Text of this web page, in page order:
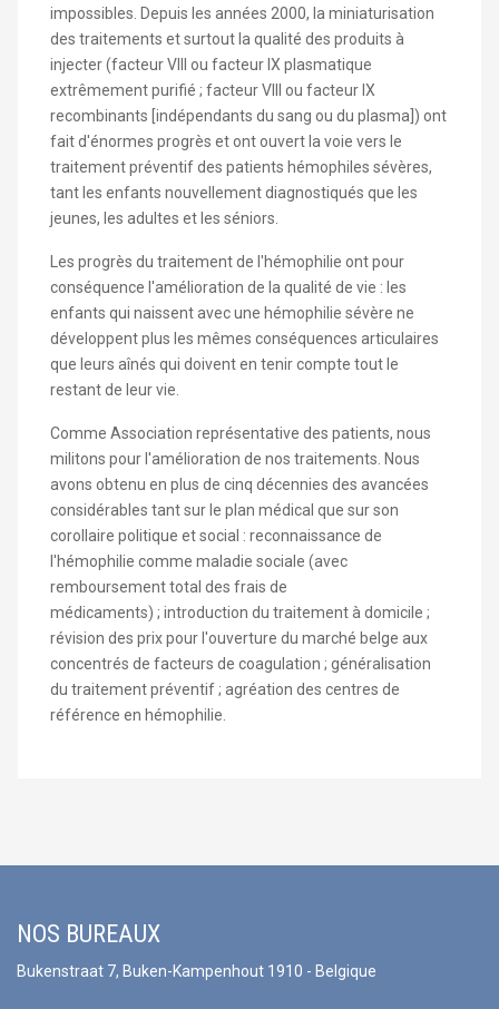
impossibles. Depuis les années 2000, la miniaturisation
des traitements et surtout la qualité des produits à
injecter (facteur VIII ou facteur IX plasmatique
extrêmement purifié ; facteur VIII ou facteur IX
recombinants [indépendants du sang ou du plasma]) ont
fait d'énormes progrès et ont ouvert la voie vers le
traitement préventif des patients hémophiles sévères,
tant les enfants nouvellement diagnostiqués que les
jeunes, les adultes et les séniors.
Les progrès du traitement de l'hémophilie ont pour
conséquence l'amélioration de la qualité de vie : les
enfants qui naissent avec une hémophilie sévère ne
développent plus les mêmes conséquences articulaires
que leurs aînés qui doivent en tenir compte tout le
restant de leur vie.
Comme Association représentative des patients, nous
militons pour l'amélioration de nos traitements. Nous
avons obtenu en plus de cinq décennies des avancées
considérables tant sur le plan médical que sur son
corollaire politique et social : reconnaissance de
l'hémophilie comme maladie sociale (avec
remboursement total des frais de
médicaments) ; introduction du traitement à domicile ;
révision des prix pour l'ouverture du marché belge aux
concentrés de facteurs de coagulation ; généralisation
du traitement préventif ; agréation des centres de
référence en hémophilie.
NOS BUREAUX
Bukenstraat 7, Buken-Kampenhout 1910 - Belgique